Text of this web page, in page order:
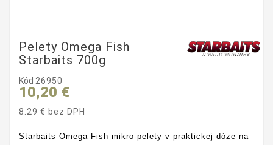
Pelety Omega Fish
Starbaits 700g
Kód 26950
10,20 €
8.29 € bez DPH
Starbaits Omega Fish mikro-pelety v praktickej dóze na